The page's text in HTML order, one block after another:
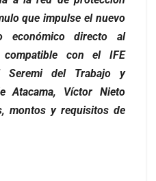
que impulse el nuevo
económico directo al
con el IFE
Seremi del Trabajo y
Atacama, Víctor Nieto
montos y requisitos de